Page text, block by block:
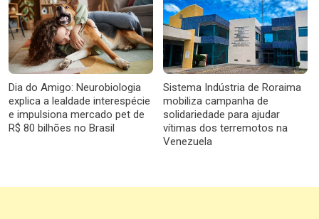
Dia do Amigo: Neurobiologia
explica a lealdade interespécie
e impulsiona mercado pet de
R$ 80 bilhões no Brasil
Sistema Indústria de Roraima
mobiliza campanha de
solidariedade para ajudar
vítimas dos terremotos na
Venezuela